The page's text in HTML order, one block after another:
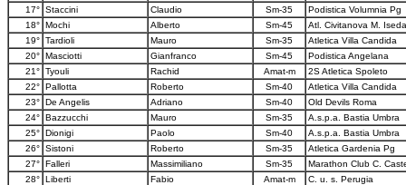
17° Staccini Claudio Sm-35
Podistica Volumnia Pg
18° Mochi Alberto Sm-45
Atl. Civitanova M. Iseda
19° Tardioli Mauro Sm-35
Atletica Villa Candida
20° Masciotti Gianfranco Sm-45
Podistica Angelana
21° Tyouli Rachid Amat-m
2S Atletica Spoleto
22° Pallotta Roberto Sm-40
Atletica Villa Candida
23° De Angelis Adriano Sm-40
Old Devils Roma
24° Bazzucchi Mauro Sm-35
A.s.p.a. Bastia Umbra
25° Dionigi Paolo Sm-40
A.s.p.a. Bastia Umbra
26° Sistoni Roberto Sm-35
Atletica Gardenia Pg
27° Falleri Massimiliano Sm-35
Marathon Club C.
28° Liberti Fabio Amat-m
C. u. s. Perugia